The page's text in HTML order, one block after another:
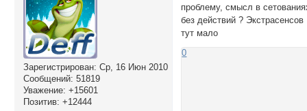
Зарегистрирован: Ср, 16 Июн 2010
Сообщений: 51819
Уважение: +15601
Позитив: +12444
проблему, смысл в
без действий ? Экстрасенсов
тут мало
0